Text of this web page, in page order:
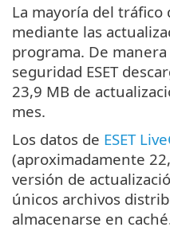
La mayoría del tráfico
mediante las
programa. De
seguridad ESET
23,9 MB de
mes.
Los datos de ESET
(aproximadamente
versión de
únicos archivos
almacenarse en